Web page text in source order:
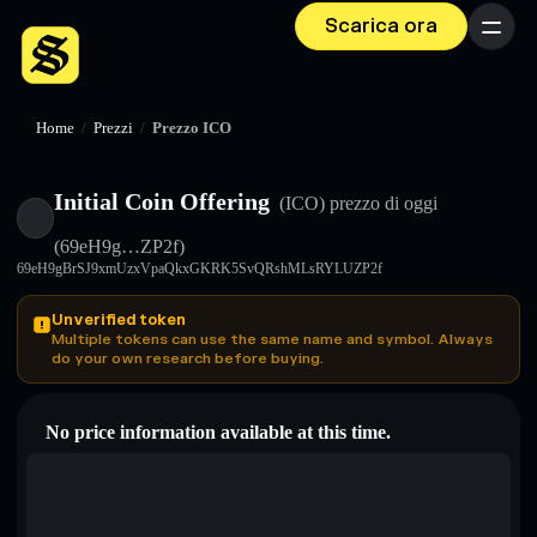
Scarica ora Menu
Home / Prezzi / Prezzo ICO
Initial Coin Offering (ICO)prezzo di oggi
(69eH9g…ZP2f)
69eH9gBrSJ9xmUzxVpaQkxGKRK5SvQRshMLsRYLUZP2f
Unverified token
Multiple tokens can use the same name and symbol. Always
do your own research before buying.
No price information available at this time.